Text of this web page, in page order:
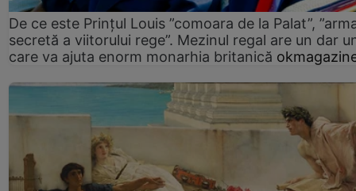
De ce este Prințul Louis ”comoara de la Palat”,
secretă a viitorului rege”. Mezinul regal are un dar
care va ajuta enorm monarhia britanică